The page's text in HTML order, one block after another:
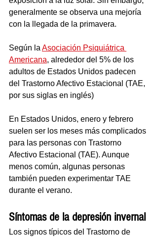
generalmente se observa una mejoría
con la llegada de la primavera.
Según la Asociación Psiquiátrica
Americana, alrededor del 5% de los
adultos de Estados Unidos padecen
del Trastorno Afectivo Estacional (TAE,
por sus siglas en inglés)
En Estados Unidos, enero y febrero
suelen ser los meses más complicados
para las personas con Trastorno
Afectivo Estacional (TAE). Aunque
menos común, algunas personas
también pueden experimentar TAE
durante el verano.
Síntomas de la depresión invernal
Los signos típicos del Trastorno de